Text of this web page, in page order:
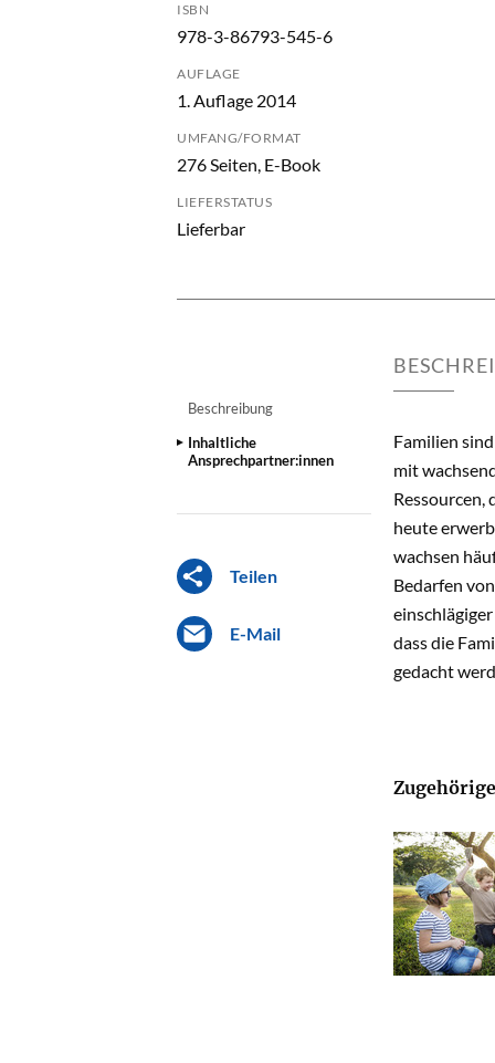
ISBN
978-3-86793-545-6
AUFLAGE
1. Auflage 2014
UMFANG/FORMAT
276 Seiten, E-Book
LIEFERSTATUS
Lieferbar
Beschreibung
Inhaltliche
Ansprechpartner:innen
Teilen
E-Mail
Familien
mit
heute
wachsen
Bedarfen
dass die
gedacht